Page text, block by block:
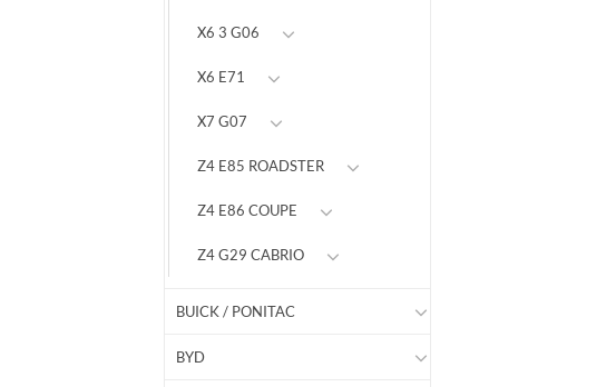
X6 3 G06
X6 E71
X7 G07
Z4 E85 ROADSTER
Z4 E86 COUPE
Z4 G29 CABRIO
BUICK / PONITAC
BYD